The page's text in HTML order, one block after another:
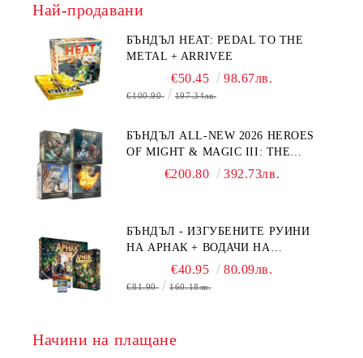
Най-продавани
БЪНДЪЛ HEAT: PEDAL TO THE
METAL + ARRIVEE
€50.45 98.67лв.
€100.90 197.34лв.
БЪНДЪЛ ALL-NEW 2026 HEROES
OF MIGHT & MAGIC III: THE
BOARD GAME EXPANSIONS -
€200.80 392.73лв.
БЪНДЪЛ - ИЗГУБЕНИТЕ РУИНИ
НА АРНАК + ВОДАЧИ НА
ЕКСПЕДИЦИИ + ПРОМО КАРТИ
БЕЗПЛАТНО
€40.95 80.09лв.
€81.90 160.18лв.
Начини на плащане